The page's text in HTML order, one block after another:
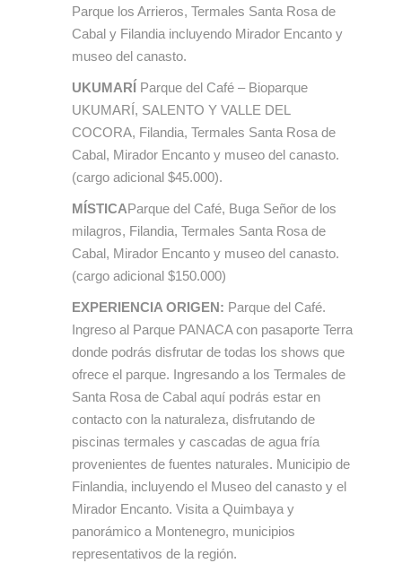
Parque los Arrieros, Termales Santa Rosa de
Cabal y Filandia incluyendo Mirador Encanto y
museo del canasto.
UKUMARÍ Parque del Café – Bioparque
UKUMARÍ, SALENTO Y VALLE DEL
COCORA, Filandia, Termales Santa Rosa de
Cabal, Mirador Encanto y museo del canasto.
(cargo adicional $45.000).
MÍSTICAParque del Café, Buga Señor de los
milagros, Filandia, Termales Santa Rosa de
Cabal, Mirador Encanto y museo del canasto.
(cargo adicional $150.000)
EXPERIENCIA ORIGEN: Parque del Café.
Ingreso al Parque PANACA con pasaporte Terra
donde podrás disfrutar de todas los shows que
ofrece el parque. Ingresando a los Termales de
Santa Rosa de Cabal aquí podrás estar en
contacto con la naturaleza, disfrutando de
piscinas termales y cascadas de agua fría
provenientes de fuentes naturales. Municipio de
Finlandia, incluyendo el Museo del canasto y el
Mirador Encanto. Visita a Quimbaya y
panorámico a Montenegro, municipios
representativos de la región.